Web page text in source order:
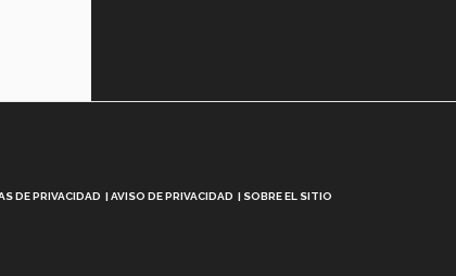
DE PRIVACIDAD AVISO DE PRIVACIDAD SOBRE EL SITIO